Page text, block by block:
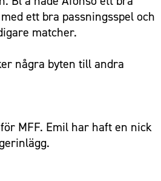
ett bra passningsspel och
matcher.
några byten till andra
MFF. Emil har haft en nick